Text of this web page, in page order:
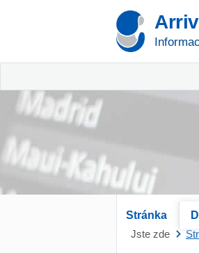
Stránka
Jste zde